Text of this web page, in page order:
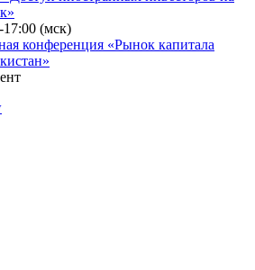
стандарт инвестиций в
(мск)
иностранных инвесторов на
конференция «Рынок капитала